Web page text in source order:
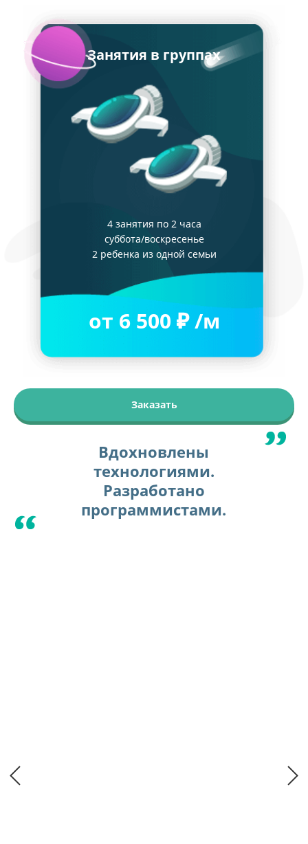
Занятия в группах
4 занятия по 2 часа
суббота/воскресенье
2 ребенка из одной семьи
от 6 500 Ь/м
Заказать
Вдохновлены
технологиями.
Разработано
программистами.